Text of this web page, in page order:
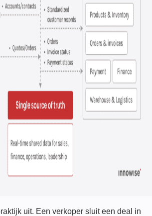
uit. Een verkoper sluit een deal in